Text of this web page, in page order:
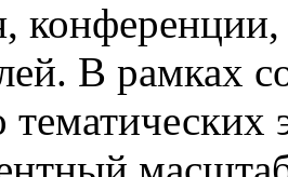
В рамках